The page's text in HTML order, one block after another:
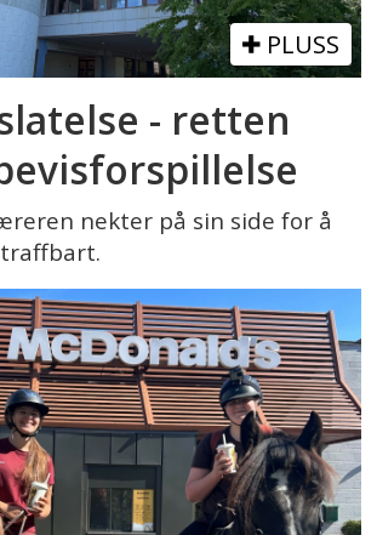
PLUSS
- retten
nekter på sin side for å